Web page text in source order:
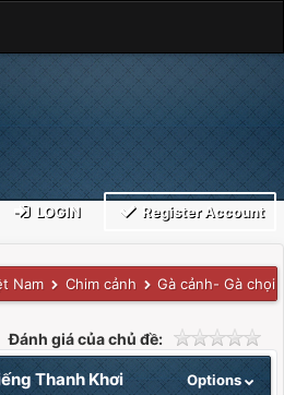
LOGIN Register Account
Nam Chim cảnh Gà cảnh- Gà chọi
Đánh giá của chủ đề:
Options
Thanh Khơi